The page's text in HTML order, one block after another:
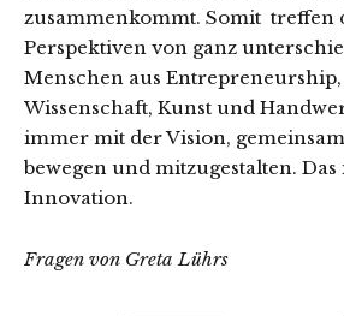
zusammenkommt. Somit treffen
Perspektiven von ganz
Menschen aus
Wissenschaft, Kunst und
immer mit der Vision,
bewegen und mitzugestalten.
Innovation.
Fragen von Greta Lührs